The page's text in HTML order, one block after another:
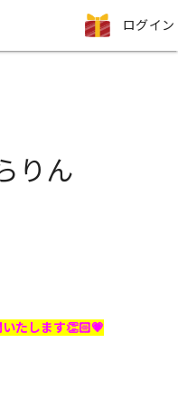
ログイン
りん
たします👏🏻💗